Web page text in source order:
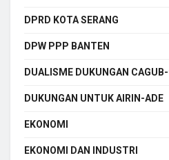
DPRD KOTA SERANG
DPW PPP BANTEN
DUALISME DUKUNGAN
DUKUNGAN UNTUK AIRIN-ADE
EKONOMI
EKONOMI DAN INDUSTRI